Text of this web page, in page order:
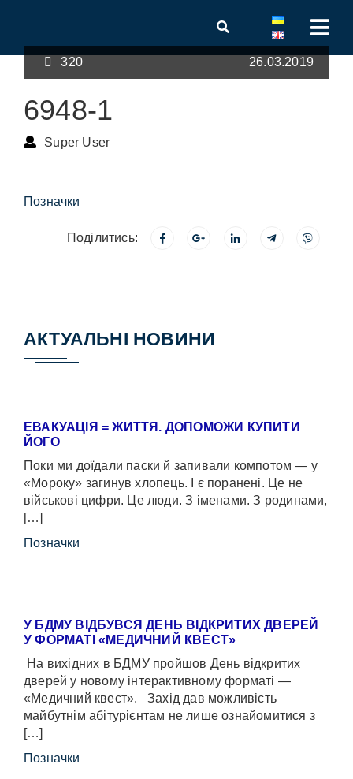
320 26.03.2019
6948-1
Super User
Позначки
Поділитись:
АКТУАЛЬНІ НОВИНИ
ЕВАКУАЦІЯ = ЖИТТЯ. ДОПОМОЖИ КУПИТИ
ЙОГО
Поки ми доїдали паски й запивали компотом — у
«Мороку» загинув хлопець. І є поранені. Це не
військові цифри. Це люди. З іменами. З родинами,
[…]
Позначки
У БДМУ ВІДБУВСЯ ДЕНЬ ВІДКРИТИХ ДВЕРЕЙ
У ФОРМАТІ «МЕДИЧНИЙ КВЕСТ»
На вихідних в БДМУ пройшов День відкритих
дверей у новому інтерактивному форматі —
«Медичний квест». Захід дав можливість
майбутнім абітурієнтам не лише ознайомитися з
[…]
Позначки